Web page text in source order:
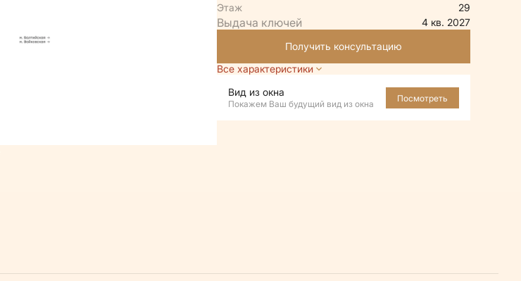
Этаж
29
4 кв. 2027
Получить консультацию
Все характеристики
Вид из окна
Покажем Ваш будущий вид из окна
Посмотреть